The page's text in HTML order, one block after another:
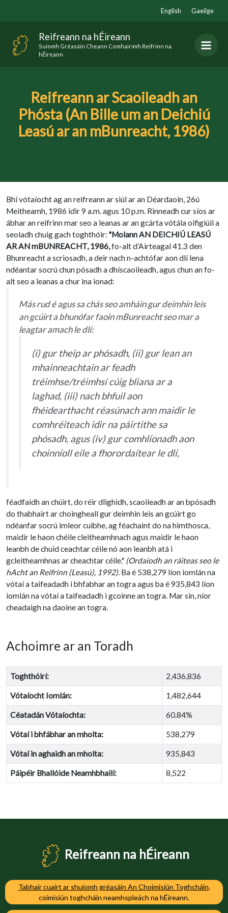
English Gaeilge
Reifreann na hÉireann
Suíomh Gréasáin Cheann Comhairimh Reifrinn na
hÉireann
Reifreann ar Scaoileadh an
Phósta (An Bille um an Deichiú
Leasú ar an mBunreacht, 1986)
Bhí vótaíocht ag an reifreann ar siúl ar an Déardaoin, 26ú
Meitheamh, 1986 idir 9 a.m. agus 10 p.m. Rinneadh cur síos ar
ábhar an reifrinn mar seo a leanas ar an gcárta vótála oifigiúil a
seoladh chuig gach toghthóir: "Molann AN DEICHIÚ LEASÚ
AR AN mBUNREACHT, 1986,fo-alt d’Airteagal 41.3 den
Bhunreacht a scriosadh, a deir nach n-achtófar aon dlí lena
ndéantar socrú chun pósadh a dhíscaoileadh, agus chun an fo-
alt seo a leanas a chur ina ionad:
Más rud é agus sa chás seo amháin gur deimhin leis
an gcúirt a bhunófar faoin mBunreacht seo mar a
leagtar amach le dlí:
(i) gur theip ar phósadh, (ii) gur lean an
mhainneachtain ar feadh
tréimhse/tréimhsí cúig bliana ar a
laghad, (iii) nach bhfuil aon
fhéidearthacht réasúnach ann maidir le
comhréiteach idir na páirtithe sa
phósadh, agus (iv) gur comhlíonadh aon
choinníoll eile a fhorordaítear le dlí,
féadfaidh an chúirt, do réir dlighidh, scaoileadh ar an bpósadh
do thabhairt ar choingheall gur deimhin leis an gcúirt go
ndéanfar socrú imleor cuibhe, ag féachaint do na himthosca,
maidir le haon chéile cleitheamhnach agus maidir le haon
leanbh de chuid ceachtar céile nó aon leanbh atá i
gcleitheamhnas ar cheachtar céile." (Ordaíodh an ráiteas seo le
hAcht an Reifrinn (Leasú), 1992).Ba é 538,279 líon iomlán na
vótaí a taifeadadh i bhfabhar an togra agus ba é 935,843 líon
iomlán na vótaí a taifeadadh i gcoinne an togra. Mar sin, níor
cheadaigh na daoine an togra.
Achoimre ar an Toradh
Toghthóirí: 2,436,836
Vótaíocht Iomlán: 1,482,644
Céatadán Vótaíochta: 60.84%
Vótaí i bhfábhar an mholta: 538,279
Vótaí in aghaidh an mholta: 935,843
Páipéir Bhallóide Neamhbhailí: 8,522
Reifreann na hÉireann
Tabhair cuairt ar shuíomh gréasáin An Choimisiún Toghcháin,
coimisiún toghcháin neamhspleách na hÉireann.